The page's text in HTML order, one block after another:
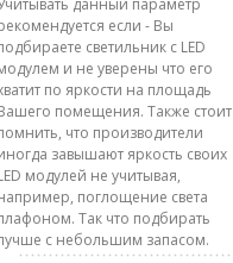
данный параметр
если - Вы
светильник с LED
и не уверены что его
по яркости на площадь
помещения. Также стоит
что производители
завышают яркость своих
модулей не учитывая,
поглощение света
Так что подбирать
с небольшим запасом.